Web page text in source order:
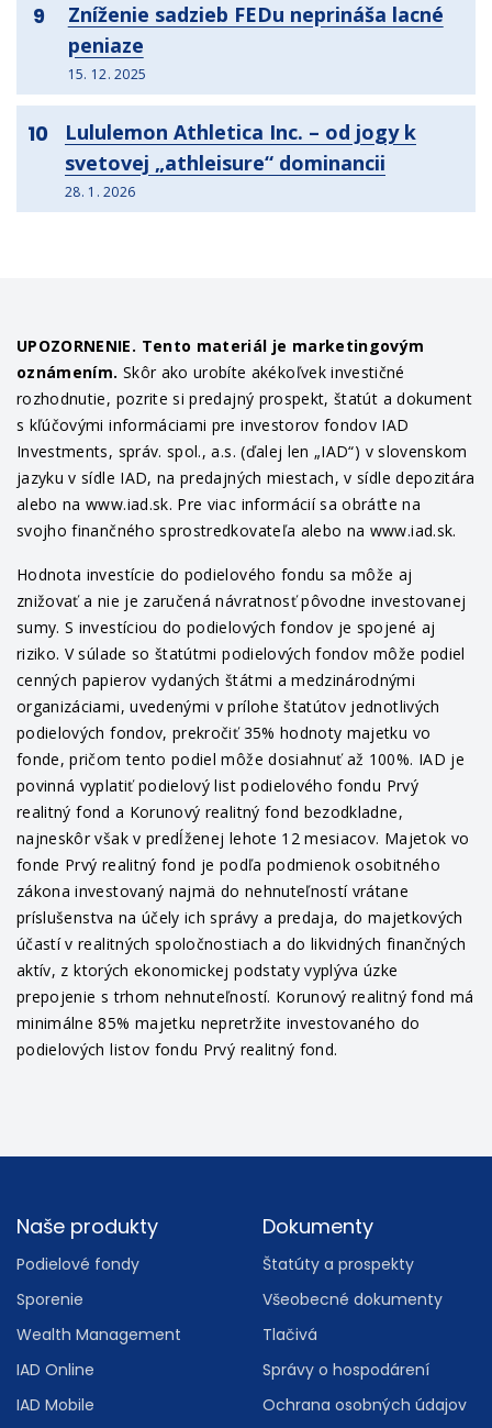
9
Zníženie sadzieb FEDu neprináša lacné
peniaze
15. 12. 2025
10
Lululemon Athletica Inc. – od jogy k
svetovej „athleisure“ dominancii
28. 1. 2026
UPOZORNENIE. Tento materiál je marketingovým
oznámením. Skôr ako urobíte akékoľvek investičné
rozhodnutie, pozrite si predajný prospekt, štatút a dokument
s kľúčovými informáciami pre investorov fondov IAD
Investments, správ. spol., a.s. (ďalej len „IAD“) v slovenskom
jazyku v sídle IAD, na predajných miestach, v sídle depozitára
alebo na www.iad.sk. Pre viac informácií sa obráťte na
svojho finančného sprostredkovateľa alebo na www.iad.sk.
Hodnota investície do podielového fondu sa môže aj
znižovať a nie je zaručená návratnosť pôvodne investovanej
sumy. S investíciou do podielových fondov je spojené aj
riziko. V súlade so štatútmi podielových fondov môže podiel
cenných papierov vydaných štátmi a medzinárodnými
organizáciami, uvedenými v prílohe štatútov jednotlivých
podielových fondov, prekročiť 35% hodnoty majetku vo
fonde, pričom tento podiel môže dosiahnuť až 100%. IAD je
povinná vyplatiť podielový list podielového fondu Prvý
realitný fond a Korunový realitný fond bezodkladne,
najneskôr však v predĺženej lehote 12 mesiacov. Majetok vo
fonde Prvý realitný fond je podľa podmienok osobitného
zákona investovaný najmä do nehnuteľností vrátane
príslušenstva na účely ich správy a predaja, do majetkových
účastí v realitných spoločnostiach a do likvidných finančných
aktív, z ktorých ekonomickej podstaty vyplýva úzke
prepojenie s trhom nehnuteľností. Korunový realitný fond má
minimálne 85% majetku nepretržite investovaného do
podielových listov fondu Prvý realitný fond.
Footer
Naše produkty
Podielové fondy
Sporenie
Wealth Management
IAD Online
IAD Mobile
Dokumenty
Štatúty a prospekty
Všeobecné dokumenty
Tlačivá
Správy o hospodárení
Ochrana osobných údajov